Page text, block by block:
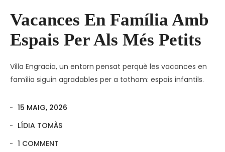
Vacances En Família Amb
Espais Per Als Més Petits
Villa Engracia, un entorn pensat perquè les vacances en
família siguin agradables per a tothom: espais infantils.
15 MAIG, 2026
LÍDIA TOMÀS
1 COMMENT